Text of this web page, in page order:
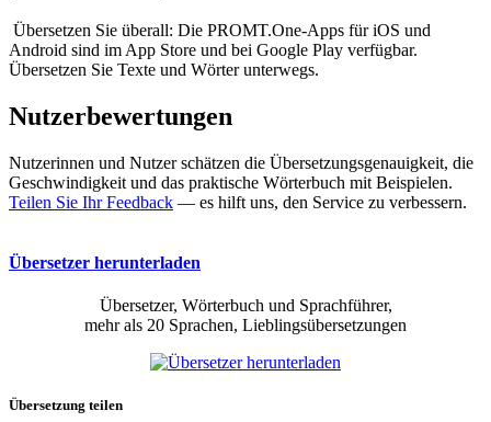
Übersetzen Sie überall: Die PROMT.One-Apps für iOS und
Android sind im App Store und bei Google Play verfügbar.
Übersetzen Sie Texte und Wörter unterwegs.
Nutzerbewertungen
Nutzerinnen und Nutzer schätzen die Übersetzungsgenauigkeit, die
Geschwindigkeit und das praktische Wörterbuch mit Beispielen.
Teilen Sie Ihr Feedback — es hilft uns, den Service zu verbessern.
Übersetzer herunterladen
Übersetzer, Wörterbuch und Sprachführer,
mehr als 20 Sprachen, Lieblingsübersetzungen
Übersetzung teilen